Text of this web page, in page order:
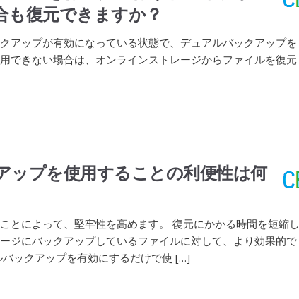
も復元できますか？
アップが有効になっている状態で、デュアルバックアップを
できない場合は、オンラインストレージからファイルを復元
ップを使用することの利便性は何
とによって、堅牢性を高めます。 復元にかかる時間を短縮し
ジにバックアップしているファイルに対して、より効果的で
ックアップを有効にするだけで使 […]